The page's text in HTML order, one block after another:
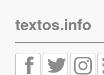
textos.info